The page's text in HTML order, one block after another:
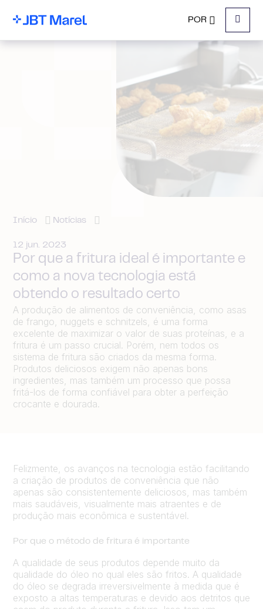
POR
Menu
Início Notícias
12 jun. 2023
Por que a fritura ideal é importante e
como a nova tecnologia está
obtendo o resultado certo
A produção de alimentos de conveniência, como asas
de frango, nuggets e schnitzels, é uma forma
excelente de maximizar o valor de suas proteínas, e a
fritura é um passo crucial. Porém, nem todos os
sistema de fritura são criados da mesma forma.
Produtos deliciosos exigem não apenas bons
ingredientes, mas também um processo que possa
fritá-los de forma confiável para obter a perfeição
crocante e dourada.
Felizmente, os avanços na tecnologia estão facilitando
a criação de produtos de conveniência que não
apenas são consistentemente deliciosos, mas também
mais saudáveis, visualmente mais atraentes e de
produção mais econômica e sustentável.
Por que o método de fritura é importante
A qualidade de seus produtos depende muito da
qualidade do óleo no qual eles são fritos. A qualidade
do óleo se degrada irreversivelmente à medida que é
exposto a altas temperaturas e devido aos detritos que